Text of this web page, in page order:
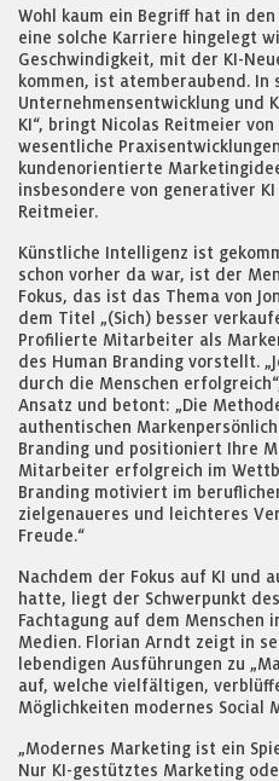
Wohl kaum ein Begriff hat in
eine solche Karriere hingelegt
Geschwindigkeit, mit der KI-
kommen, ist atemberaubend. In
Unternehmensentwicklung und
KI“, bringt Nicolas Reitmeier
wesentliche
kundenorientierte
insbesondere von generativer
Reitmeier.
Künstliche Intelligenz ist
schon vorher da war, ist der
Fokus, das ist das Thema von
dem Titel „(Sich) besser
Profilierte Mitarbeiter als
des Human Branding vorstellt.
durch die Menschen
Ansatz und betont: „Die
authentischen
Branding und positioniert Ihre
Mitarbeiter erfolgreich im
Branding motiviert im
zielgenaueres und leichteres
Freude.“
Nachdem der Fokus auf KI und
hatte, liegt der Schwerpunkt
Fachtagung auf dem Menschen
Medien. Florian Arndt zeigt in
lebendigen Ausführungen zu
auf, welche vielfältigen,
Möglichkeiten modernes Social
„Modernes Marketing ist ein
Nur KI-gestütztes Marketing